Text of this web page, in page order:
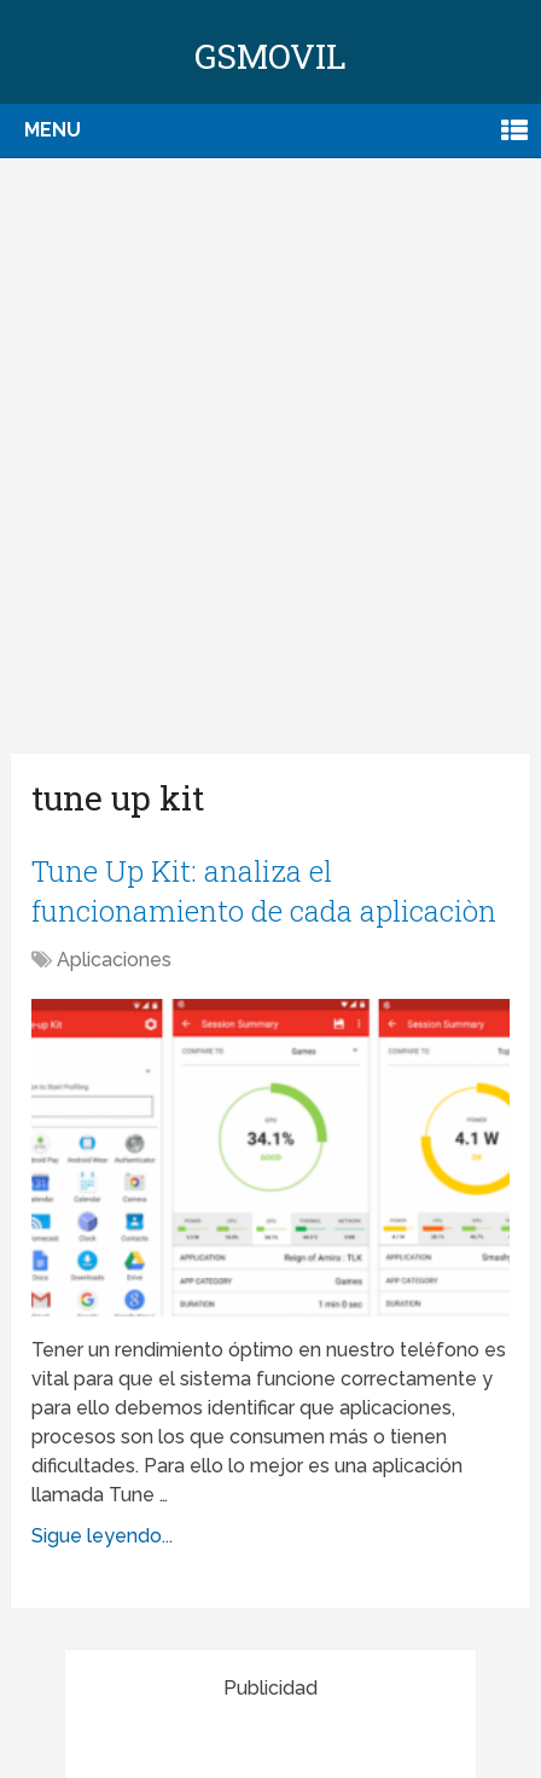
GSMOVIL
MENU
tune up kit
Tune Up Kit: analiza el
funcionamiento de cada aplicaciòn
Aplicaciones
Tener un rendimiento óptimo en nuestro teléfono es
vital para que el sistema funcione correctamente y
para ello debemos identificar que aplicaciones,
procesos son los que consumen más o tienen
dificultades. Para ello lo mejor es una aplicación
llamada Tune …
Sigue leyendo...
Publicidad